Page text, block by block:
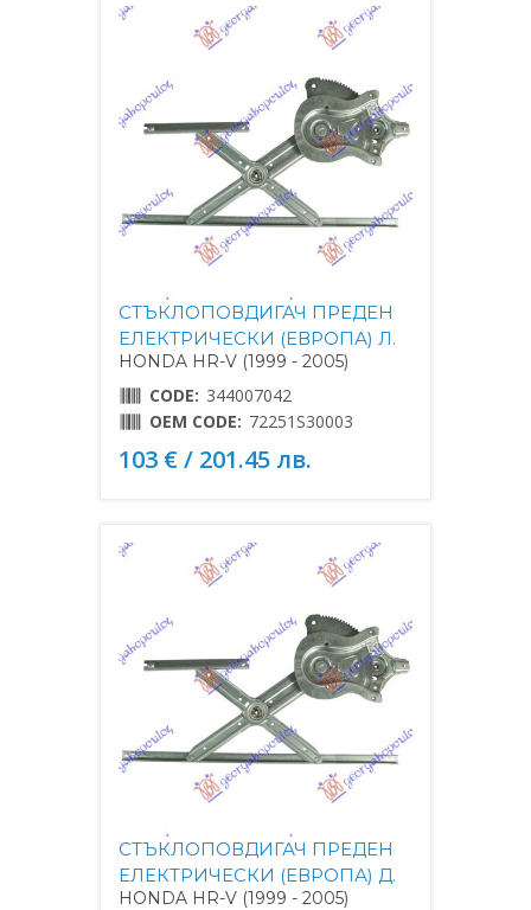
СТЪКЛОПОВДИГАЧ ПРЕДЕН
ЕЛЕКТРИЧЕСКИ (ЕВРОПА) Л.
HONDA HR-V (1999 - 2005)
CODE: 344007042
OEM CODE: 72251S30003
103 € / 201.45 лв.
СТЪКЛОПОВДИГАЧ ПРЕДЕН
ЕЛЕКТРИЧЕСКИ (ЕВРОПА) Д.
HONDA HR-V (1999 - 2005)